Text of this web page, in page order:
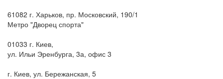
61082 г. Харьков, пр. Московский, 190/1
Метро "Дворец спорта"
01033 г. Киев,
ул. Ильи Эренбурга, 3а, офис 3
г. Киев, ул. Бережанская, 5